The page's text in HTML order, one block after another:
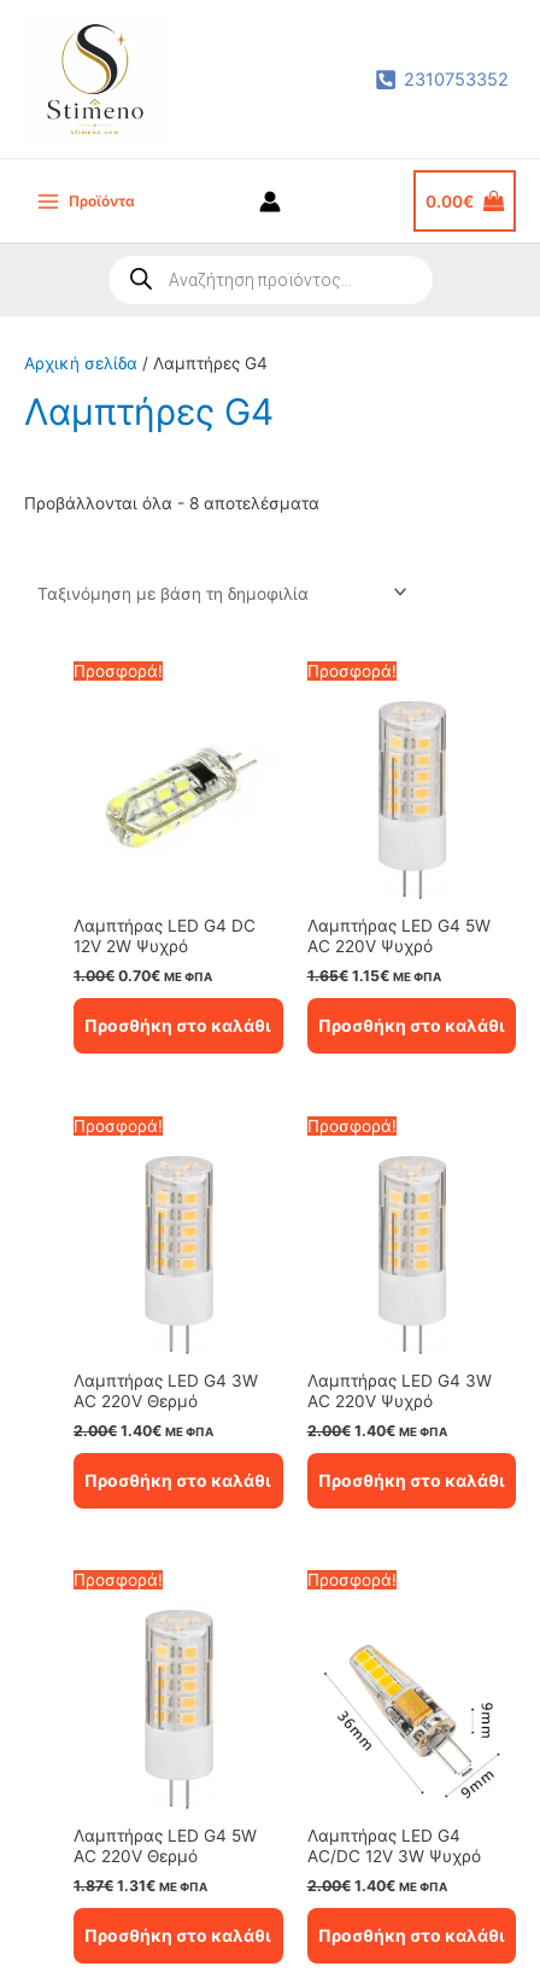
περιεχόμενο
2310753352
Main
Προϊόντα 0.00€
search
Αρχική σελίδα / Λαμπτήρες G4
Λαμπτήρες G4
Προβάλλονται όλα - 8 αποτελέσματα
popularity
Προσφορά!
Λαμπτήρας LED G4 DC
12V 2W Ψυχρό
1.00€ Original
price
1.00€.
0.70€Η
τρέχουσα
είναι:
0.70€.
ΜΕ ΦΠΑ
Προσθήκη στο καλάθι
Προσφορά!
Λαμπτήρας LED G4 5W
AC 220V Ψυχρό
1.65€ Original
price
1.65€.
1.15€Η
τρέχουσα
είναι:
1.15€.
ΜΕ ΦΠΑ
Προσθήκη στο καλάθι
Προσφορά!
Λαμπτήρας LED G4 3W
AC 220V Θερμό
2.00€ Original
2.00€.
1.40€Η
είναι:
1.40€.
ΜΕ ΦΠΑ
Προσθήκη στο καλάθι
Προσφορά!
Λαμπτήρας LED G4 3W
AC 220V Ψυχρό
2.00€ Original
2.00€.
1.40€Η
είναι:
1.40€.
ΜΕ ΦΠΑ
Προσθήκη στο καλάθι
Προσφορά!
Λαμπτήρας LED G4 5W
AC 220V Θερμό
1.87€ Original
1.87€.
1.31€Η
είναι:
1.31€.
ΜΕ ΦΠΑ
Προσθήκη στο καλάθι
Προσφορά!
Λαμπτήρας LED G4
AC/DC 12V 3W Ψυχρό
2.00€ Original
2.00€.
1.40€Η
είναι:
1.40€.
ΜΕ ΦΠΑ
Προσθήκη στο καλάθι